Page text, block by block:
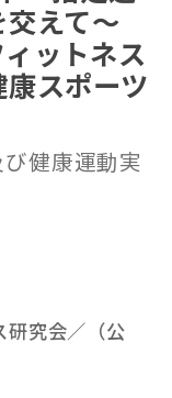
えて～
ットネス
スポーツ
健康運動実
研究会／（公